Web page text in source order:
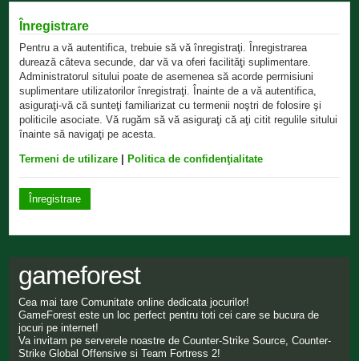
Înregistrare
Pentru a vă autentifica, trebuie să vă înregistraţi. Înregistrarea
durează câteva secunde, dar vă va oferi facilităţi suplimentare.
Administratorul sitului poate de asemenea să acorde permisiuni
suplimentare utilizatorilor înregistraţi. Înainte de a vă autentifica,
asiguraţi-vă că sunteţi familiarizat cu termenii noştri de folosire şi
politicile asociate. Vă rugăm să vă asiguraţi că aţi citit regulile sitului
înainte să navigaţi pe acesta.
Termeni de utilizare Politica de confidenţialitate
Înregistrare
gameforest
Cea mai tare Comunitate online dedicata jocurilor!
GameForest este un loc perfect pentru toti cei care se bucura de
jocuri pe internet!
Va invitam pe serverele noastre de Counter-Strike Source, Counter-
Strike Global Offensive si Team Fortress 2!